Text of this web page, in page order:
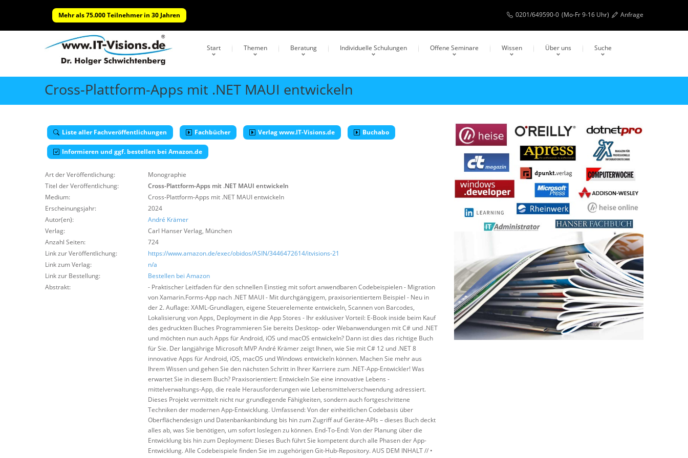
Mehr als 75.000 Teilnehmer in 30 Jahren 0201/649590-0 (Mo-Fr 9-16 Uhr) Anfrage
Start Themen Beratung Individuelle Schulungen Offene Seminare Wissen Über uns Suche
Cross-Plattform-Apps mit .NET MAUI entwickeln
Liste aller Fachveröffentlichungen Fachbücher Verlag www.IT-Visions.de Buchabo
Informieren und ggf. bestellen bei Amazon.de
Art der Veröffentlichung:
Monographie
Titel der Veröffentlichung:
Cross-Plattform-Apps mit .NET MAUI entwickeln
Medium:
Cross-Plattform-Apps mit .NET MAUI entwickeln
Erscheinungsjahr:
2024
Autor(en):
André Krämer
Verlag:
Carl Hanser Verlag, München
Anzahl Seiten:
724
Link zur Veröffentlichung:
https://www.amazon.de/exec/obidos/ASIN/3446472614/itvisions-21
Link zum Verlag:
n/a
Link zur Bestellung:
Bestellen bei Amazon
Abstrakt:
- Praktischer Leitfaden für den schnellen Einstieg mit sofort anwendbaren Codebeispielen - Migration
von Xamarin.Forms-App nach .NET MAUI - Mit durchgängigem, praxisorientiertem Beispiel - Neu in
der 2. Auflage: XAML-Grundlagen, eigene Steuerelemente entwickeln, Scannen von Barcodes,
Lokalisierung von Apps, Deployment in die App Stores - Ihr exklusiver Vorteil: E-Book inside beim Kauf
des gedruckten Buches Programmieren Sie bereits Desktop- oder Webanwendungen mit C# und .NET
und möchten nun auch Apps für Android, iOS und macOS entwickeln? Dann ist dies das richtige Buch
für Sie. Der langjährige Microsoft MVP André Krämer zeigt Ihnen, wie Sie mit C# 12 und .NET 8
innovative Apps für Android, iOS, macOS und Windows entwickeln können. Machen Sie mehr aus
Ihrem Wissen und gehen Sie den nächsten Schritt in Ihrer Karriere zum .NET-App-Entwickler! Was
erwartet Sie in diesem Buch? Praxisorientiert: Entwickeln Sie eine innovative Lebens -
mittelverwaltungs-App, die reale Herausforderungen wie Lebensmittelverschwendung adressiert.
Dieses Projekt vermittelt nicht nur grundlegende Fähigkeiten, sondern auch fortgeschrittene
Techniken der modernen App-Entwicklung. Umfassend: Von der einheitlichen Codebasis über
Oberflächendesign und Datenbankanbindung bis hin zum Zugriff auf Geräte-APIs – dieses Buch deckt
alles ab, was Sie benötigen, um sofort loslegen zu können. End-To-End: Von der Planung über die
Entwicklung bis hin zum Deployment: Dieses Buch führt Sie kompetent durch alle Phasen der App-
Entwicklung. Alle Codebeispiele finden Sie im zugehörigen Git-Hub-Repository. AUS DEM INHALT // •